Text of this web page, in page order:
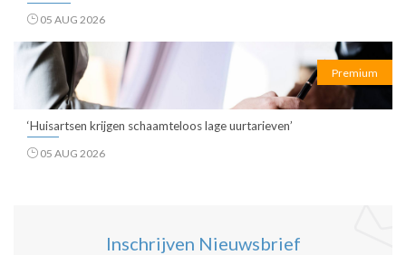
05 AUG 2026
Premium
‘Huisartsen krijgen schaamteloos lage uurtarieven’
05 AUG 2026
Inschrijven Nieuwsbrief